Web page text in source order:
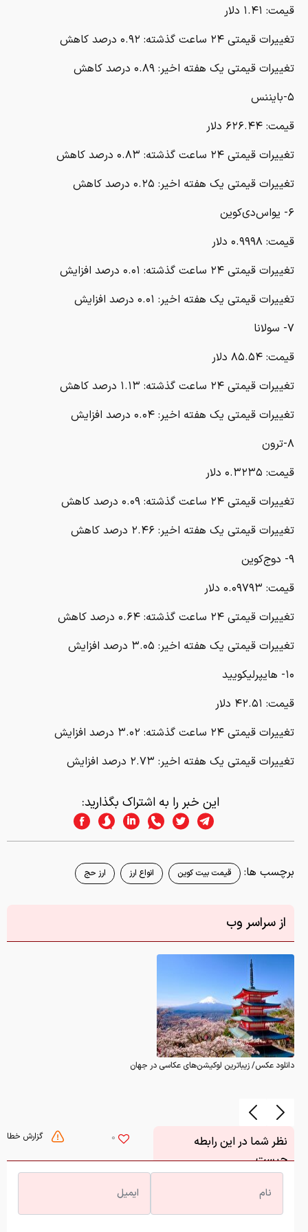
قیمت: ۱.۴۱ دلار
تغییرات قیمتی ۲۴ ساعت گذشته: ۰.۹۲ درصد کاهش
تغییرات قیمتی یک هفته اخیر: ۰.۸۹ درصد کاهش
۵-بایننس
قیمت: ۶۲۶.۴۴ دلار
تغییرات قیمتی ۲۴ ساعت گذشته: ۰.۸۳ درصد کاهش
تغییرات قیمتی یک هفته اخیر: ۰.۲۵ درصد کاهش
۶- یواس‌دی‌کوین
قیمت: ۰.۹۹۹۸ دلار
تغییرات قیمتی ۲۴ ساعت گذشته: ۰.۰۱ درصد افزایش
تغییرات قیمتی یک هفته اخیر: ۰.۰۱ درصد افزایش
۷- سولانا
قیمت: ۸۵.۵۴ دلار
تغییرات قیمتی ۲۴ ساعت گذشته: ۱.۱۳ درصد کاهش
تغییرات قیمتی یک هفته اخیر: ۰.۰۴ درصد افزایش
۸-ترون
قیمت: ۰.۳۲۳۵ دلار
تغییرات قیمتی ۲۴ ساعت گذشته: ۰.۰۹ درصد کاهش
تغییرات قیمتی یک هفته اخیر: ۲.۴۶ درصد کاهش
۹- دوج‌کوین
قیمت: ۰.۰۹۷۹۳ دلار
تغییرات قیمتی ۲۴ ساعت گذشته: ۰.۶۴ درصد کاهش
تغییرات قیمتی یک هفته اخیر: ۳.۰۵ درصد افزایش
۱۰- هایپرلیکویید
قیمت: ۴۲.۵۱ دلار
تغییرات قیمتی ۲۴ ساعت گذشته: ۳.۰۲ درصد افزایش
تغییرات قیمتی یک هفته اخیر: ۲.۷۳ درصد افزایش
این خبر را به اشتراک بگذارید:
برچسب ها: قیمت بیت کوین انواع ارز ارز حج
از سراسر وب
دانلود عکس/ زیباترین لوکیشن‌های عکاسی در جهان
گزارش خطا 0
نظر شما در این رابطه
چیست